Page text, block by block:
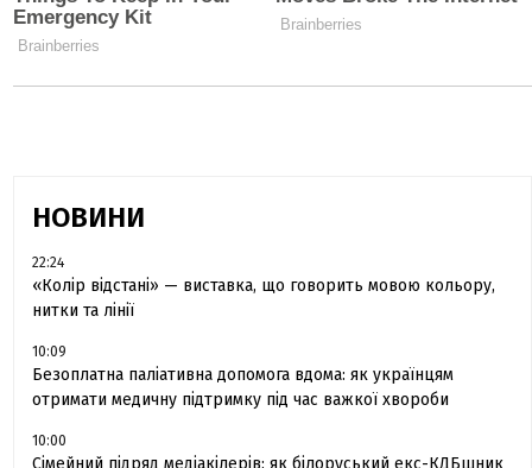
НОВИНИ
22:24
«Колір відстані» — виставка, що говорить мовою кольору,
нитки та лінії
10:09
Безоплатна паліативна допомога вдома: як українцям
отримати медичну підтримку під час важкої хвороби
10:00
Сімейний підряд медіакілерів: як білоруський екс-КДБшник